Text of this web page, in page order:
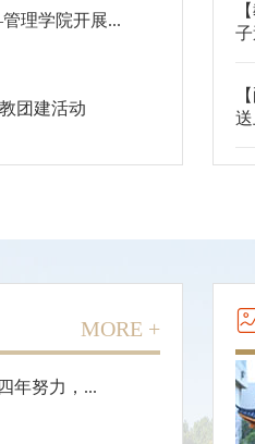
理学院开展...
团建活动
MORE +
年努力，...